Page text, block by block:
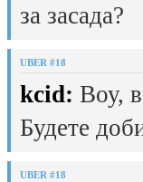
за засада?
UBER #18
kcid: Воу,
Будете
UBER #18